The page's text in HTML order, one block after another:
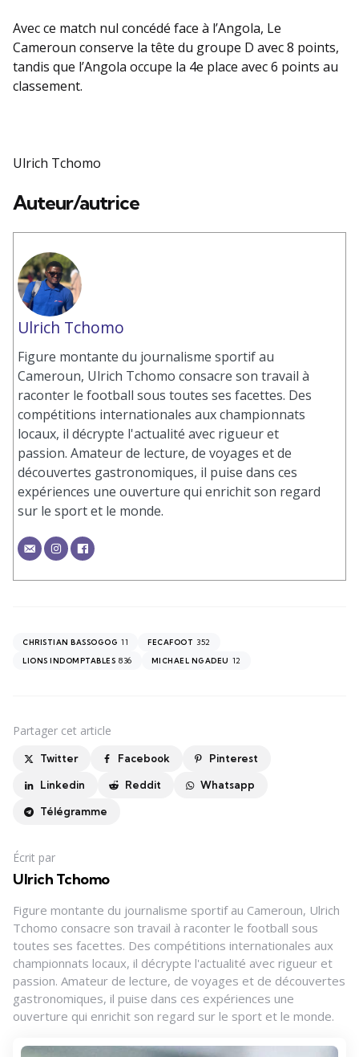
Avec ce match nul concédé face à l’Angola, Le
Cameroun conserve la tête du groupe D avec 8 points,
tandis que l’Angola occupe la 4e place avec 6 points au
classement.
Ulrich Tchomo
Auteur/autrice
Ulrich Tchomo
Figure montante du journalisme sportif au
Cameroun, Ulrich Tchomo consacre son travail à
raconter le football sous toutes ses facettes. Des
compétitions internationales aux championnats
locaux, il décrypte l'actualité avec rigueur et
passion. Amateur de lecture, de voyages et de
découvertes gastronomiques, il puise dans ces
expériences une ouverture qui enrichit son regard
sur le sport et le monde.
CHRISTIAN BASSOGOG 11 FECAFOOT 352
LIONS INDOMPTABLES 836 MICHAEL NGADEU 12
Partager cet article
Twitter Facebook Pinterest
Linkedin Reddit Whatsapp
Télégramme
Écrit par
Ulrich Tchomo
Figure montante du journalisme sportif au Cameroun, Ulrich
Tchomo consacre son travail à raconter le football sous
toutes ses facettes. Des compétitions internationales aux
championnats locaux, il décrypte l'actualité avec rigueur et
passion. Amateur de lecture, de voyages et de découvertes
gastronomiques, il puise dans ces expériences une
ouverture qui enrichit son regard sur le sport et le monde.